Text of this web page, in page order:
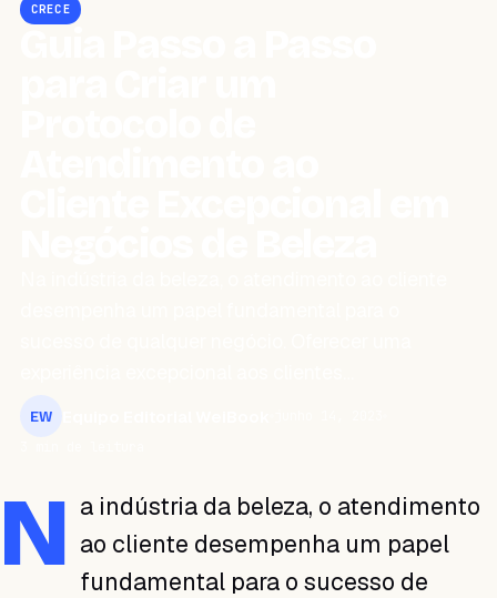
CRECE
EW
N a indústria da beleza, o atendimento
ao cliente desempenha um papel
fundamental para o sucesso de